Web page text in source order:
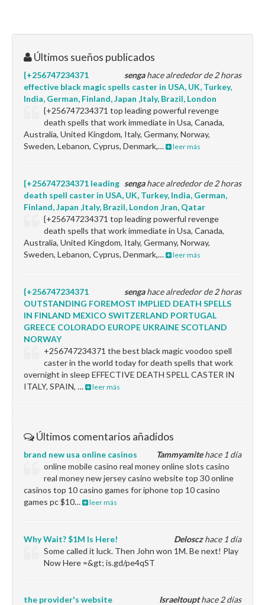
Últimos sueños publicados
sengahace alrededor de 2 horas
{+256747234371
effective black magic spells caster in USA, UK, Turkey,
India, German, Finland, Japan ,Italy, Brazil, London
{+256747234371 top leading powerful revenge
death spells that work immediate in Usa, Canada,
Australia, United Kingdom, Italy, Germany, Norway,
Sweden, Lebanon, Cyprus, Denmark,…
leer más
sengahace alrededor de 2 horas
{+256747234371 leading
death spell caster in USA, UK, Turkey, India, German,
Finland, Japan ,Italy, Brazil, London ,Iran, Qatar
{+256747234371 top leading powerful revenge
death spells that work immediate in Usa, Canada,
Australia, United Kingdom, Italy, Germany, Norway,
Sweden, Lebanon, Cyprus, Denmark,…
leer más
sengahace alrededor de 2 horas
{+256747234371
OUTSTANDING FOREMOST IMPLIED DEATH SPELLS
IN FINLAND MEXICO SWITZERLAND PORTUGAL
GREECE COLORADO EUROPE UKRAINE SCOTLAND
NORWAY
+256747234371 the best black magic voodoo spell
caster in the world today for death spells that work
overnight in sleep EFFECTIVE DEATH SPELL CASTER IN
ITALY, SPAIN, …
leer más
Últimos comentarios añadidos
Tammyamitehace 1 día
brand new usa online casinos
online mobile casino real money online slots casino
real money new jersey casino website top 30 online
casinos top 10 casino games for iphone top 10 casino
games pc $10…
leer más
Delosczhace 1 día
Why Wait? $1M Is Here!
Some called it luck. Then John won 1M. Be next! Play
Now Here =&gt; is.gd/pe4qST
Israeltoupthace 2 días
the provider's website